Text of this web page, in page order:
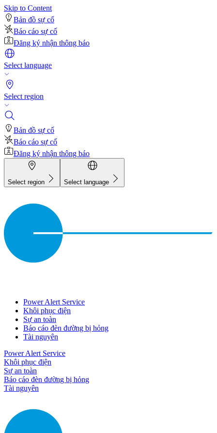
Skip to Content
Bản đồ sự cố
Báo cáo sự cố
Đăng ký nhận thông báo
Select language
Select region
Bản đồ sự cố
Báo cáo sự cố
Đăng ký nhận thông báo
Select region Select language
Power Alert Service
Khôi phục điện
Sự an toàn
Báo cáo đèn đường bị hỏng
Tài nguyên
Power Alert Service
Khôi phục điện
Sự an toàn
Báo cáo đèn đường bị hỏng
Tài nguyên